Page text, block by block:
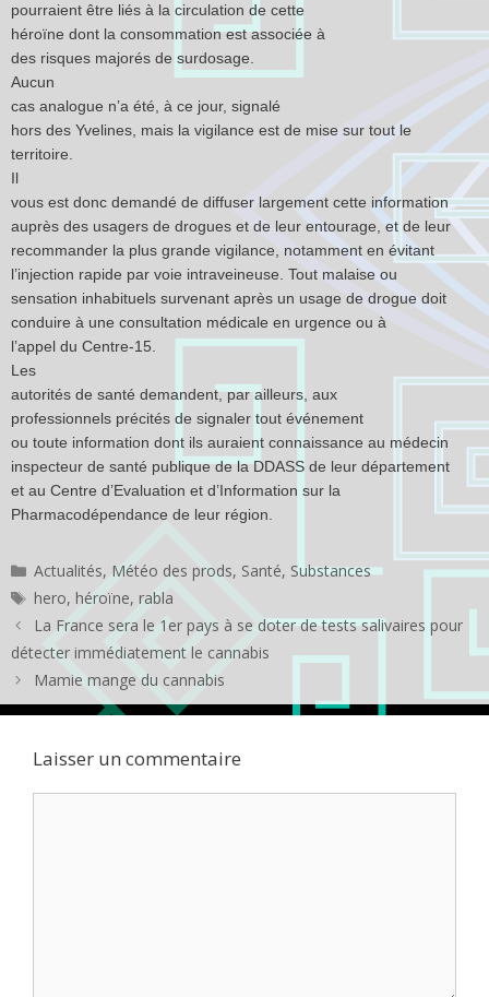
pourraient être liés à la circulation de cette
héroïne dont la consommation est associée à
des risques majorés de surdosage.
Aucun
cas analogue n’a été, à ce jour, signalé
hors des Yvelines, mais la vigilance est de mise sur tout le
territoire.
Il
vous est donc demandé de diffuser largement cette information
auprès des usagers de drogues et de leur entourage, et de leur
recommander la plus grande vigilance, notamment en évitant
l’injection rapide par voie intraveineuse. Tout malaise ou
sensation inhabituels survenant après un usage de drogue doit
conduire à une consultation médicale en urgence ou à
l’appel du Centre-15.
Les
autorités de santé demandent, par ailleurs, aux
professionnels précités de signaler tout événement
ou toute information dont ils auraient connaissance au médecin
inspecteur de santé publique de la DDASS de leur département
et au Centre d’Evaluation et d’Information sur la
Pharmacodépendance de leur région.
Catégories
Actualités, Météo des prods, Santé, Substances
Étiquettes
hero, héroïne, rabla
La France sera le 1er pays à se doter de tests salivaires pour
détecter immédiatement le cannabis
Mamie mange du cannabis
Laisser un commentaire